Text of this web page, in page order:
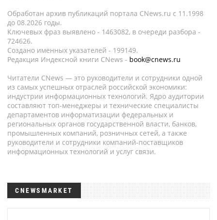
Обработан архив публикаций портала CNews.ru c 11.1998
до 08.2026 годы.
Ключевых фраз выявлено - 1463082, в очереди разбора -
724626.
Создано именных указателей - 199149.
Редакция Индексной книги CNews - book@cnews.ru
Читатели CNews — это руководители и сотрудники одной
из самых успешных отраслей российской экономики:
индустрии информационных технологий. Ядро аудитории
составляют топ-менеджеры и технические специалисты
департаментов информатизации федеральных и
региональных органов государственной власти, банков,
промышленных компаний, розничных сетей, а также
руководители и сотрудники компаний-поставщиков
информационных технологий и услуг связи.
CNEWSMARKET